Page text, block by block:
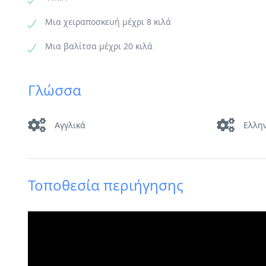
Μια χειραποσκευή μέχρι 8 κιλά
Μια βαλίτσα μέχρι 20 κιλά
Γλώσσα
Αγγλικά
Τοποθεσία περιήγησης